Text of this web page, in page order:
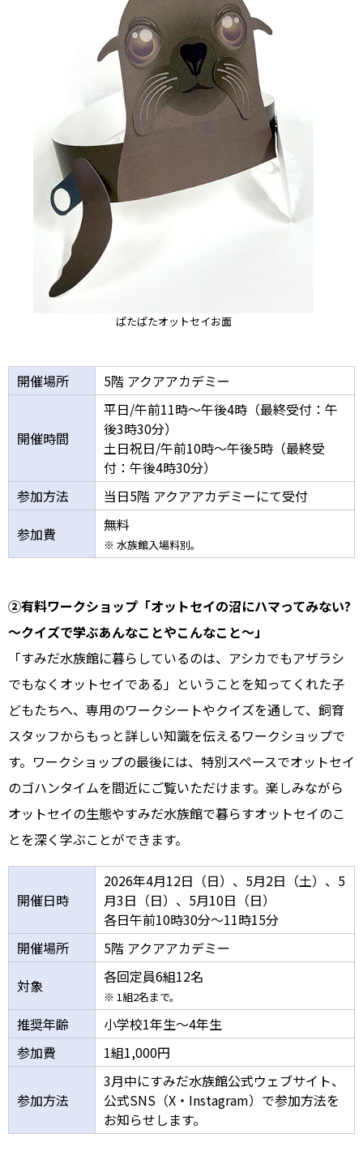
ぱたぱたオットセイお面
開催場所 5階 アクアアカデミー
開催時間
平日/午前11時～午後4時（最終受付：午
後3時30分）
土日祝日/午前10時～午後5時（最終受
付：午後4時30分）
参加方法
当日5階 アクアアカデミーにて受付
参加費
無料
※ 水族館入場料別。
②有料ワークショップ「オットセイの沼にハマってみない?
～クイズで学ぶあんなことやこんなこと～」
「すみだ水族館に暮らしているのは、アシカでもアザラシ
でもなくオットセイである」ということを知ってくれた子
どもたちへ、専用のワークシートやクイズを通して、飼育
スタッフからもっと詳しい知識を伝えるワークショップで
す。ワークショップの最後には、特別スペースでオットセイ
のゴハンタイムを間近にご覧いただけます。楽しみながら
オットセイの生態やすみだ水族館で暮らすオットセイのこ
とを深く学ぶことができます。
開催日時
2026年4月12日（日）、5月2日（土）、5
月3日（日）、5月10日（日）
各日午前10時30分～11時15分
開催場所
5階 アクアアカデミー
対象
各回定員6組12名
※ 1組2名まで。
推奨年齢
小学校1年生～4年生
参加費
1組1,000円
参加方法
3月中にすみだ水族館公式ウェブサイト、
公式SNS（X・Instagram）で参加方法を
お知らせします。